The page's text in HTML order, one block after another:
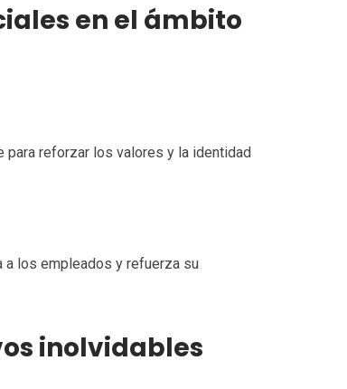
en el ámbito
para reforzar los valores y la identidad
los empleados y refuerza su
inolvidables